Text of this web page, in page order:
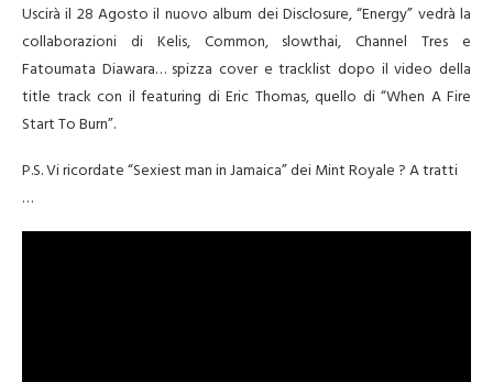
Uscirà il 28 Agosto il nuovo album dei Disclosure, “Energy” vedrà la
collaborazioni di Kelis, Common, slowthai, Channel Tres e
Fatoumata Diawara… spizza cover e tracklist dopo il video della
title track con il featuring di Eric Thomas, quello di “When A Fire
Start To Burn”.
P.S. Vi ricordate “Sexiest man in Jamaica” dei Mint Royale ? A tratti
…